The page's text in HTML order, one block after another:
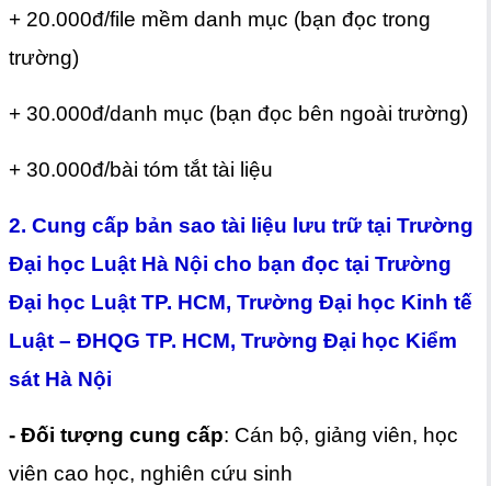
+ 20.000đ/file mềm danh mục (bạn đọc trong
trường)
+ 30.000đ/danh mục (bạn đọc bên ngoài trường)
+ 30.000đ/bài tóm tắt tài liệu
2. Cung cấp bản sao tài liệu lưu trữ tại Trường
Đại học Luật Hà Nội cho bạn đọc tại Trường
Đại học Luật TP. HCM, Trường Đại học Kinh tế
Luật – ĐHQG TP. HCM, Trường Đại học Kiểm
sát Hà Nội
- Đối tượng cung cấp: Cán bộ, giảng viên, học
viên cao học, nghiên cứu sinh